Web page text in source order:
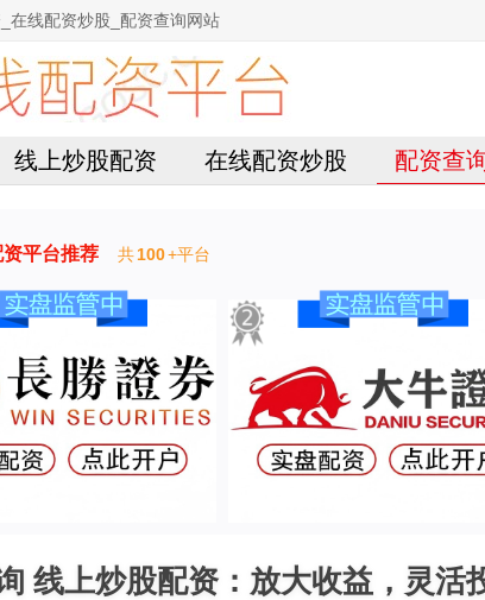
在线配资炒股_配资查询网站
线上炒股配资 在线配资炒股 配资查
平台推荐 共100+平台
线上炒股配资：放大收益，灵活